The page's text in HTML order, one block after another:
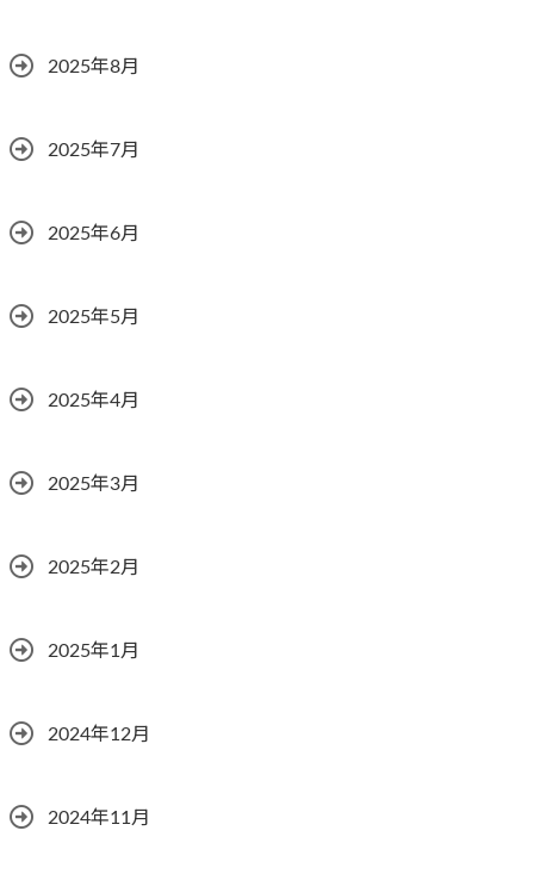
2025年8月
2025年7月
2025年6月
2025年5月
2025年4月
2025年3月
2025年2月
2025年1月
2024年12月
2024年11月